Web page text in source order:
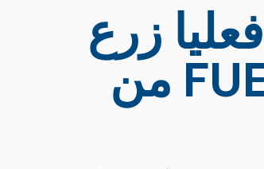
زرع
الشعر بتقنية FUE من